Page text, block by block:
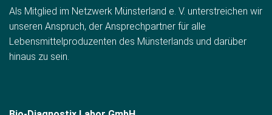
Als Mitglied im Netzwerk Münsterland e. V. unterstreichen wir
unseren Anspruch, der Ansprechpartner für alle
Lebensmittelproduzenten des Münsterlands und darüber
hinaus zu sein.